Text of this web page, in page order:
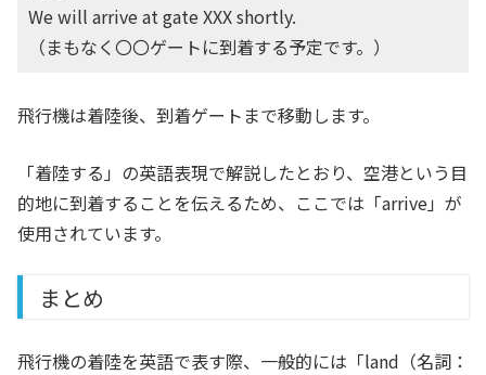
We will arrive at gate XXX shortly.
（まもなく〇〇ゲートに到着する予定です。）
飛行機は着陸後、到着ゲートまで移動します。
「着陸する」の英語表現で解説したとおり、空港という目
的地に到着することを伝えるため、ここでは「arrive」が
使用されています。
まとめ
飛行機の着陸を英語で表す際、一般的には「land（名詞：